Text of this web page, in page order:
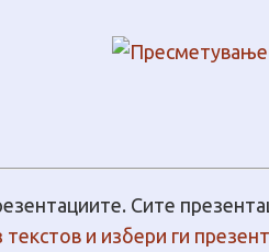
Сите
текстов и избери ги